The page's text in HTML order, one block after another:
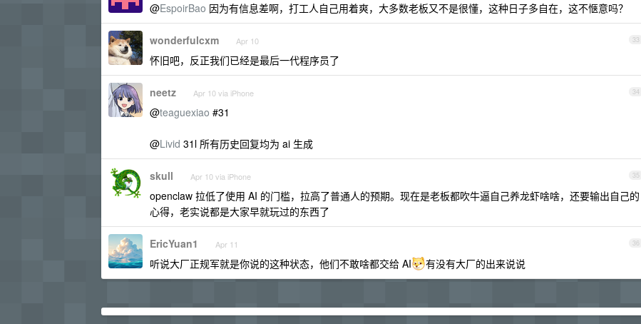
@EspoirBao 因为有信息差啊，打工人自己用着爽，大多数老板又不是很懂，这种日子多自在，这不惬意吗？
33
wonderfulcxm Apr 10
怀旧吧，反正我们已经是最后一代程序员了
34
neetz Apr 10 via iPhone
@teaguexiao #31
@Livid 31l 所有历史回复均为 ai 生成
35
skull Apr 10 via iPhone
openclaw 拉低了使用 AI 的门槛，拉高了普通人的预期。现在是老板都吹牛逼自己养龙虾啥啥，还要输出自己的
心得，老实说都是大家早就玩过的东西了
36
EricYuan1 Apr 11
听说大厂正规军就是你说的这种状态，他们不敢啥都交给 AI 有没有大厂的出来说说